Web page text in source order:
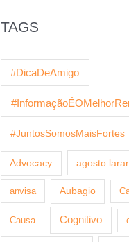
TAGS
#DicaDeAmigo
#JuntosSomosMaisFortes
Advocacy agosto
anvisa Aubagio
Causa Cognitivo